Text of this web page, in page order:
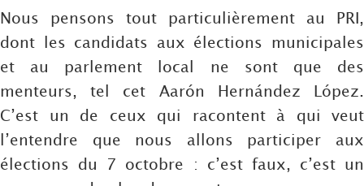
Nous pensons tout particulièrement au PRI,
dont les candidats aux élections municipales
et au parlement local ne sont que des
menteurs, tel cet Aarón Hernández López.
C’est un de ceux qui racontent à qui veut
l’entendre que nous allons participer aux
élections du 7 octobre : c’est faux, c’est un